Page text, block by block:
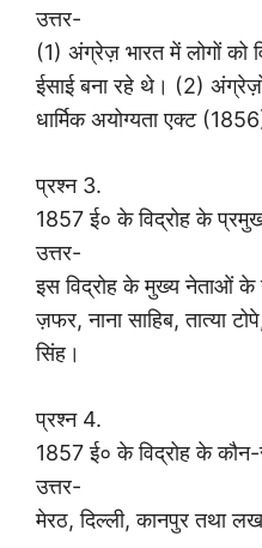
उत्तर-
(1) अंग्रेज़ भारत में लोगों को
ईसाई बना रहे थे। (2)
धार्मिक अयोग्यता एक्ट
प्रश्न 3.
1857 ई० के विद्रोह के
उत्तर-
इस विद्रोह के मुख्य नेताओं के
ज़फर, नाना साहिब, तात्या
सिंह।
प्रश्न 4.
1857 ई० के विद्रोह के
उत्तर-
मेरठ, दिल्ली, कानपुर तथा